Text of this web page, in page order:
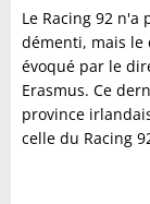
Le Racing 92 n'a
démenti, mais le
évoqué par le
Erasmus. Ce
province
celle du Racing